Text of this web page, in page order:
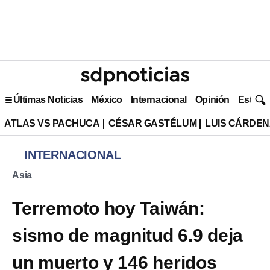
Últimas Noticias México Internacional Opinión Estilo
ATLAS VS PACHUCA CÉSAR GASTÉLUM LUIS
INTERNACIONAL
Asia
Terremoto hoy Taiwán:
sismo de magnitud 6.9 deja
un muerto y 146 heridos